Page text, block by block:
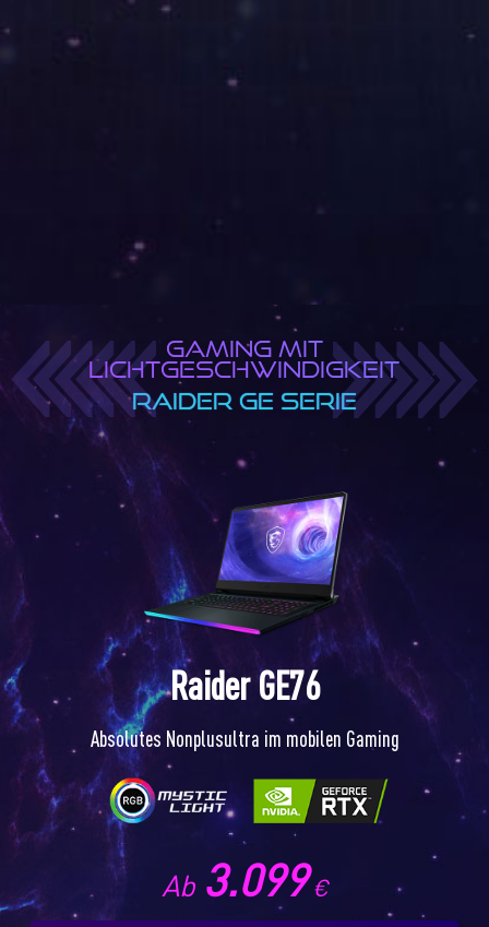
GAMING MIT
LICHTGESCHWINDIGKEIT
RAIDER GE SERIE
Raider GE76
Absolutes Nonplusultra im mobilen Gaming
Ab 3.099€